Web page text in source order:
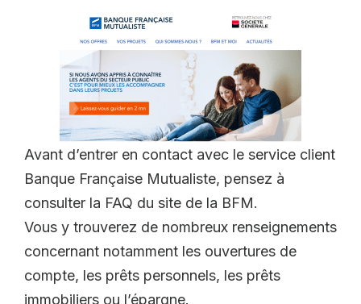
Avant d’entrer en contact avec le service client
Banque Française Mutualiste, pensez à
consulter la FAQ du site de la BFM.
Vous y trouverez de nombreux renseignements
concernant notamment les ouvertures de
compte, les prêts personnels, les prêts
immobiliers ou l’épargne.